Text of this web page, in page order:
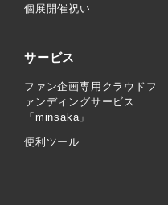
個展開催祝い
サービス
ファン企画専用クラウドフ
ァンディングサービス
「minsaka」
便利ツール